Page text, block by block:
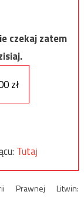
czekaj zatem
zł
Tutaj
Prawnej Litwin: